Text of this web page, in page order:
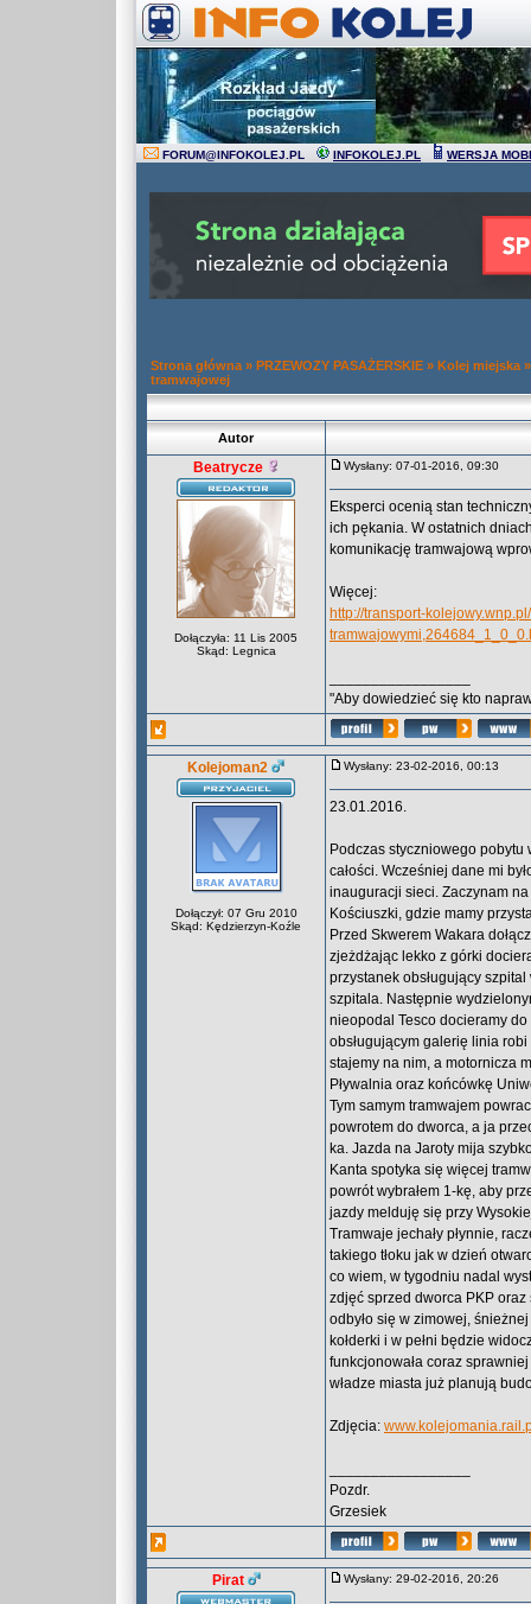
FORUM@INFOKOLEJ.PL INFOKOLEJ.PL WERSJA
Strona główna » PRZEWOZY PASAŻERSKIE » Kolej miejska
tramwajowej
Autor
Beatrycze
Dołączyła: 11 Lis 2005
Skąd: Legnica
Wysłany: 07-01-2016, 09:30
Eksperci ocenią stan
ich pękania. W ostatnich
komunikację tramwajową
Więcej:
http://transport-
"Aby dowiedzieć się kto
Kolejoman2
Dołączył: 07 Gru 2010
Skąd: Kędzierzyn-Koźle
Wysłany: 23-02-2016, 00:13
23.01.2016.
Podczas styczniowego pobytu
całości. Wcześniej dane mi
inauguracji sieci. Zaczynam
Kościuszki, gdzie mamy
Przed Skwerem Wakara
zjeżdżając lekko z górki
przystanek obsługujący
szpitala. Następnie
nieopodal Tesco docieramy
obsługującym galerię linia
stajemy na nim, a motornicza
Pływalnia oraz końcówkę
Tym samym tramwajem
powrotem do dworca, a ja
ka. Jazda na Jaroty mija
Kanta spotyka się więcej
powrót wybrałem 1-kę, aby
jazdy melduję się przy
Tramwaje jechały płynnie,
takiego tłoku jak w dzień
co wiem, w tygodniu nadal
zdjęć sprzed dworca PKP
odbyło się w zimowej,
kołderki i w pełni będzie
funkcjonowała coraz
władze miasta już planują
Zdjęcia:
Pozdr.
Grzesiek
Pirat Wysłany: 29-02-2016, 20:26